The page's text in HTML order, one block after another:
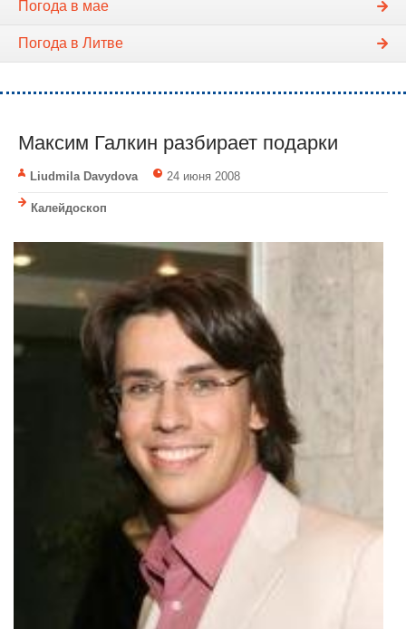
Погода в мае
Погода в Литве
Максим Галкин разбирает подарки
Liudmila Davydova 24 июня 2008
Калейдоскоп